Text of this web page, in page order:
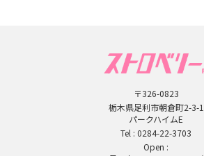
〒326-0823
栃木県足利市朝倉町2-3-1
パークハイムE
Tel : 0284-22-3703
Open :